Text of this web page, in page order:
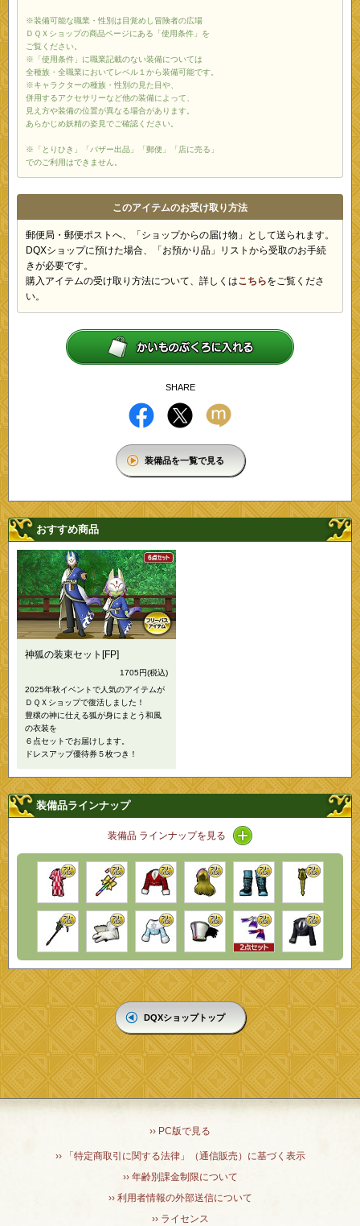
※装備可能な職業・性別は目覚めし冒険者の広場
ＤＱＸショップの商品ページにある「使用条件」を
ご覧ください。
※「使用条件」に職業記載のない装備については
全種族・全職業においてレベル１から装備可能です。
※キャラクターの種族・性別の見た目や、
併用するアクセサリーなど他の装備によって、
見え方や装備の位置が異なる場合があります。
あらかじめ妖精の姿見でご確認ください。
※「とりひき」「バザー出品」「郵便」「店に売る」
でのご利用はできません。
このアイテムのお受け取り方法
郵便局・郵便ポストへ、「ショップからの届け物」として送られます。
DQXショップに預けた場合、「お預かり品」リストから受取のお手続
きが必要です。
購入アイテムの受け取り方法について、詳しくはこちらをご覧くださ
い。
SHARE
装備品を一覧で見る
おすすめ商品
神狐の装束セット[FP]
1705円(税込)
2025年秋イベントで人気のアイテムが
ＤＱＸショップで復活しました！
豊穣の神に仕える狐が身にまとう和風
の衣装を
６点セットでお届けします。
ドレスアップ優待券５枚つき！
装備品ラインナップ
装備品 ラインナップを見る アイコン / ラインナッ
DQXショップトップ
›› PC版で見る
›› 「特定商取引に関する法律」（通信販売）に基づく表示
›› 年齢別課金制限について
›› 利用者情報の外部送信について
›› ライセンス